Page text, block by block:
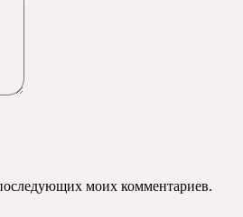
моих комментариев.